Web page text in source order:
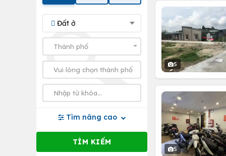
Đất ở
Tìm nâng cao
5
5